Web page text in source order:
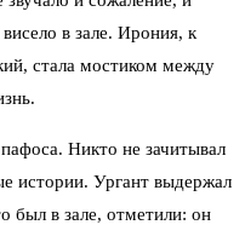
в зале. Ирония, к
стала мостиком между
Никто не зачитывал
истории. Ургант выдержал
был в зале, отметили: он